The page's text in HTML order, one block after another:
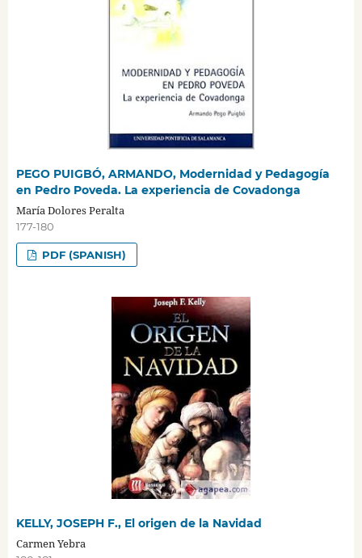
PEGO PUIGBÓ, ARMANDO, Modernidad y Pedagogía
en Pedro Poveda. La experiencia de Covadonga
María Dolores Peralta
177-180
PDF (SPANISH)
KELLY, JOSEPH F., El origen de la Navidad
Carmen Yebra